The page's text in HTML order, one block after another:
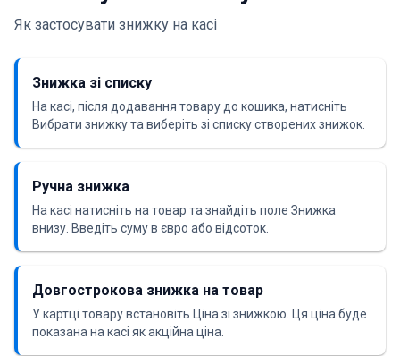
Як застосувати знижку на касі
Знижка зі списку
На касі, після додавання товару до кошика, натисніть
Вибрати знижку та виберіть зі списку створених знижок.
Ручна знижка
На касі натисніть на товар та знайдіть поле Знижка
внизу. Введіть суму в євро або відсоток.
Довгострокова знижка на товар
У картці товару встановіть Ціна зі знижкою. Ця ціна буде
показана на касі як акційна ціна.